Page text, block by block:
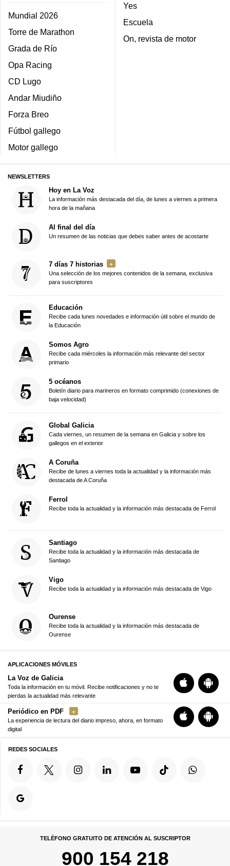
Mundial 2026
Torre de Marathon
Grada de Río
Opa Racing
CD Lugo
Andar Miudiño
Forza Breo
Fútbol gallego
Motor gallego
Yes
Escuela
On, revista de motor
NEWSLETTERS
Hoy en La Voz
La información más destacada del día, de lunes a viernes a primera
hora de la mañana
Al final del día
Un resumen de las noticias que debes saber antes de acostarte
7 días 7 historias
Una selección de los mejores contenidos de la semana, exclusiva
para suscriptores
Educación
Recibe cada lunes novedades e información útil sobre el mundo de
la Educación
Somos Agro
Recibe cada miércoles la información más relevante del sector
primario
5 océanos
Boletín diario para marineros en formato comprimido (conexiones de
baja velocidad)
Global Galicia
Cada viernes, un resumen de la semana en Galicia y sobre los
gallegos en el exterior
A Coruña
Recibe de lunes a viernes toda la actualidad y la información más
destacada de A Coruña
Ferrol
Recibe toda la actualidad y la información más destacada de Ferrol
Santiago
Recibe toda la actualidad y la información más destacada de
Santiago
Vigo
Recibe toda la actualidad y la información más destacada de Vigo
Ourense
Recibe toda la actualidad y la información más destacada de
Ourense
APLICACIONES MÓVILES
La Voz de Galicia
Toda la información en tu móvil. Recibe notificaciones y no te
pierdas la actualidad más relevante
Periódico en PDF
La experiencia de lectura del diario impreso, ahora, en formato
digital
REDES SOCIALES
TELÉFONO GRATUITO DE ATENCIÓN AL SUSCRIPTOR
900 154 218